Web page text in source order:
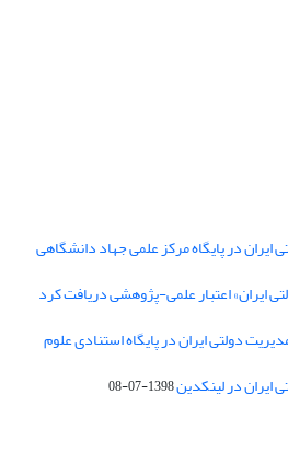
ایران در پایگاه مرکز علمی جهاد دانشگاهی
ایران» اعتبار علمی-پژوهشی دریافت کرد
دولتی ایران در پایگاه استنادی علوم
ایران در لینکدین1398-07-08